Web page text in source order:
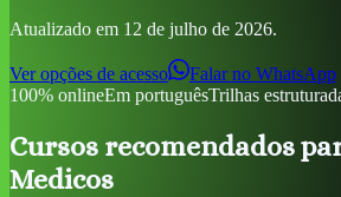
Atualizado em 12 de julho de 2026.
Ver opções de acesso
Falar no WhatsApp
100% onlineEm portuguêsTrilhas
Cursos recomendados
Medicos